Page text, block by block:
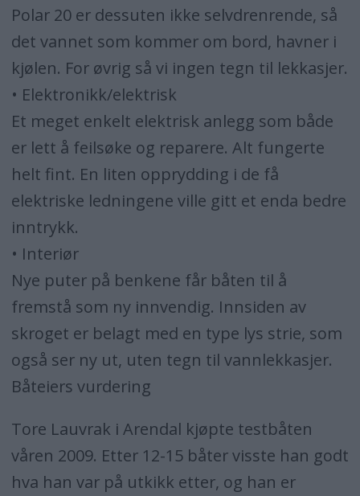
Polar 20 er dessuten ikke selvdrenrende, så
det vannet som kommer om bord, havner i
kjølen. For øvrig så vi ingen tegn til lekkasjer.
• Elektronikk/elektrisk
Et meget enkelt elektrisk anlegg som både
er lett å feilsøke og reparere. Alt fungerte
helt fint. En liten opprydding i de få
elektriske ledningene ville gitt et enda bedre
inntrykk.
• Interiør
Nye puter på benkene får båten til å
fremstå som ny innvendig. Innsiden av
skroget er belagt med en type lys strie, som
også ser ny ut, uten tegn til vannlekkasjer.
Båteiers vurdering
Tore Lauvrak i Arendal kjøpte testbåten
våren 2009. Etter 12-15 båter visste han godt
hva han var på utkikk etter, og han er